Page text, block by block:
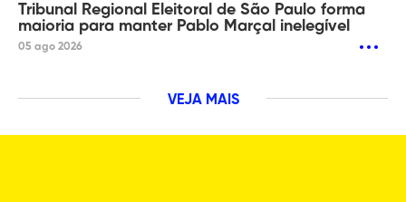
Tribunal Regional Eleitoral de São Paulo forma
maioria para manter Pablo Marçal inelegível
05 ago 2026
VEJA MAIS